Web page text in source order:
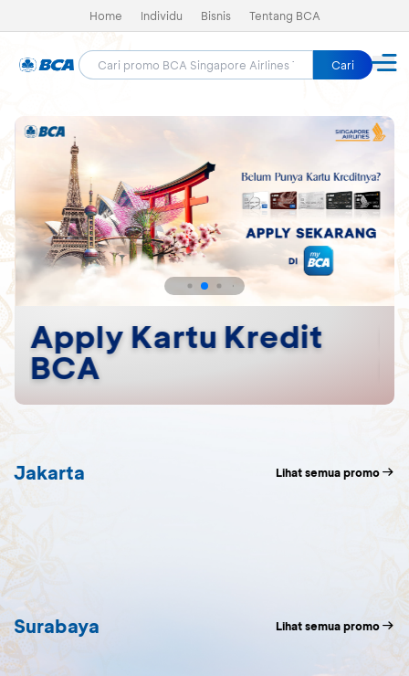
Home Individu Bisnis Tentang BCA
Cari
Apply Kartu Kredit
BCA
Jakarta Lihat semua promo
Surabaya Lihat semua promo